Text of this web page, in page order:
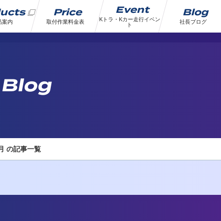
案内
Price
取付作業料金表
Event
Kトラ・Kカー走行イベン
ト
Blog
社長ブログ
の記事一覧